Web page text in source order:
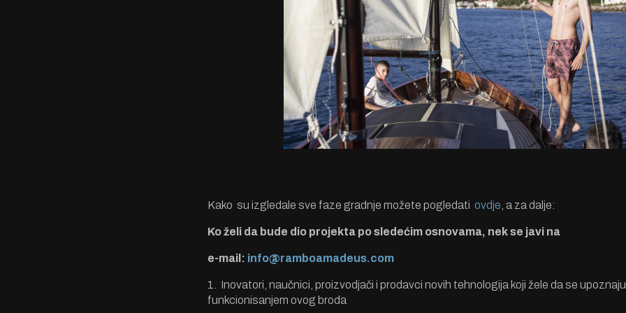
Kako su izgledale sve faze gradnje možete pogledati ovdje , a za dalje:
Ko želi da bude dio projekta po sledećim osnovama, nek se javi na
e-mail: info@ramboamadeus.com
1. Inovatori, naučnici, proizvodjači i prodavci novih tehnologija koji žele da se
funkcionisanjem ovog broda